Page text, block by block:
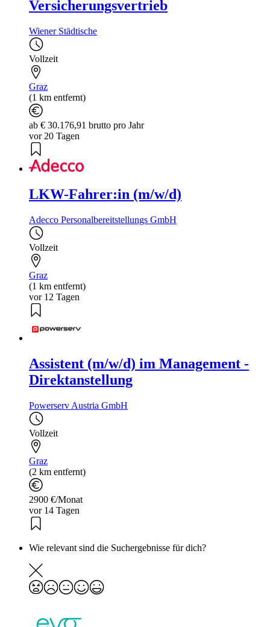
Versicherungsvertrieb
Wiener Städtische
Vollzeit
Graz
(1 km entfernt)
ab € 30.176,91 brutto pro Jahr
vor 20 Tagen
LKW-Fahrer:in (m/w/d)
Adecco Personalbereitstellungs GmbH
Vollzeit
Graz
(1 km entfernt)
vor 12 Tagen
Assistent (m/w/d) im Management -
Direktanstellung
Powerserv Austria GmbH
Vollzeit
Graz
(2 km entfernt)
2900 €/Monat
vor 14 Tagen
Wie relevant sind die Suchergebnisse für dich?